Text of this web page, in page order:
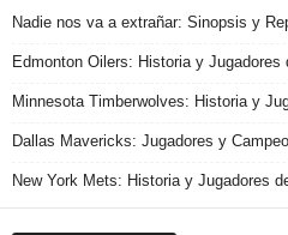
Nadie nos va a extrañar: Sinopsis y
Edmonton Oilers: Historia y Jugadores
Minnesota Timberwolves: Historia y
Dallas Mavericks: Jugadores y
New York Mets: Historia y Jugadores